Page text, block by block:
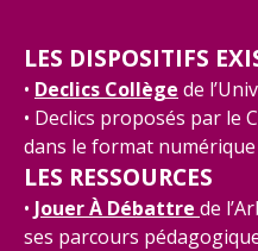
LES DISPOSITIFS
• Declics Collège de
• Declics proposés par le
dans le format numérique
LES RESSOURCES
• Jouer À Débattre de
ses parcours